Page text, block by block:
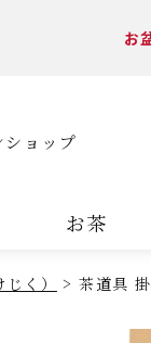
お
ショップ
お茶
く） 茶道具